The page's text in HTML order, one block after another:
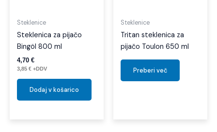
Steklenice
Steklenica za pijačo
Bingöl 800 ml
4,70 €
3,85 € +DDV
Dodaj v košarico
Steklenice
Tritan steklenica za
pijačo Toulon 650 ml
Preberi več